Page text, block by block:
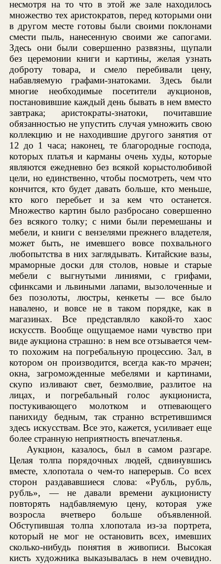
несмотря на то что в этой же зале находилось
множество тех аристократов, перед которыми они
в другом месте готовы были своими поклонами
смести пыль, нанесенную своими же сапогами.
Здесь они были совершенно развязны, щупали
без церемонии книги и картины, желая узнать
доброту товара, и смело перебивали цену,
набавляемую графами-знатоками. Здесь были
многие необходимые посетители аукционов,
постановившие каждый день бывать в нем вместо
завтрака; аристократы-знатоки, почитавшие
обязанностью не упустить случая умножить свою
коллекцию и не находившие другого занятия от
12 до 1 часа; наконец, те благородные господа,
которых платья и карманы очень худы, которые
являются ежедневно без всякой корыстолюбивой
цели, но единственно, чтобы посмотреть, чем что
кончится, кто будет давать больше, кто меньше,
кто кого перебьет и за кем что останется.
Множество картин было разбросано совершенно
без всякого толку; с ними были перемешаны и
мебели, и книги с вензелями прежнего владетеля,
может быть, не имевшего вовсе похвального
любопытства в них заглядывать. Китайские вазы,
мраморные доски для столов, новые и старые
мебели с выгнутыми линиями, с грифами,
сфинксами и львиными лапами, вызолоченные и
без позолоты, люстры, кенкеты — все было
навалено, и вовсе не в таком порядке, как в
магазинах. Все представляло какой-то хаос
искусств. Вообще ощущаемое нами чувство при
виде аукциона страшно: в нем все отзывается чем-
то похожим на погребальную процессию. Зал, в
котором он производится, всегда как-то мрачен;
окна, загроможденные мебелями и картинами,
скупо изливают свет, безмолвие, разлитое на
лицах, и погребальный голос аукциониста,
постукивающего молотком и отпевающего
панихиду бедным, так странно встретившимся
здесь искусствам. Все это, кажется, усиливает еще
более странную неприятность впечатленья.
Аукцион, казалось, был в самом разгаре.
Целая толпа порядочных людей, сдвинувшись
вместе, хлопотала о чем-то наперерыв. Со всех
сторон раздававшиеся слова: «Рубль, рубль,
рубль», — не давали времени аукционисту
повторять надбавляемую цену, которая уже
возросла вчетверо больше объявленной.
Обступившая толпа хлопотала из-за портрета,
который не мог не остановить всех, имевших
сколько-нибудь понятия в живописи. Высокая
кисть художника выказывалась в нем очевидно.